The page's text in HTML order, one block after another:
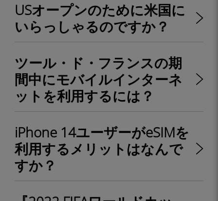
USオープンのために米国に
いらっしゃるのですか？
ツール・ド・フランスの期
間中にモバイルインターネ
ットを利用するには？
iPhone 14ユーザーがeSIMを
利用するメリットはなんで
すか？